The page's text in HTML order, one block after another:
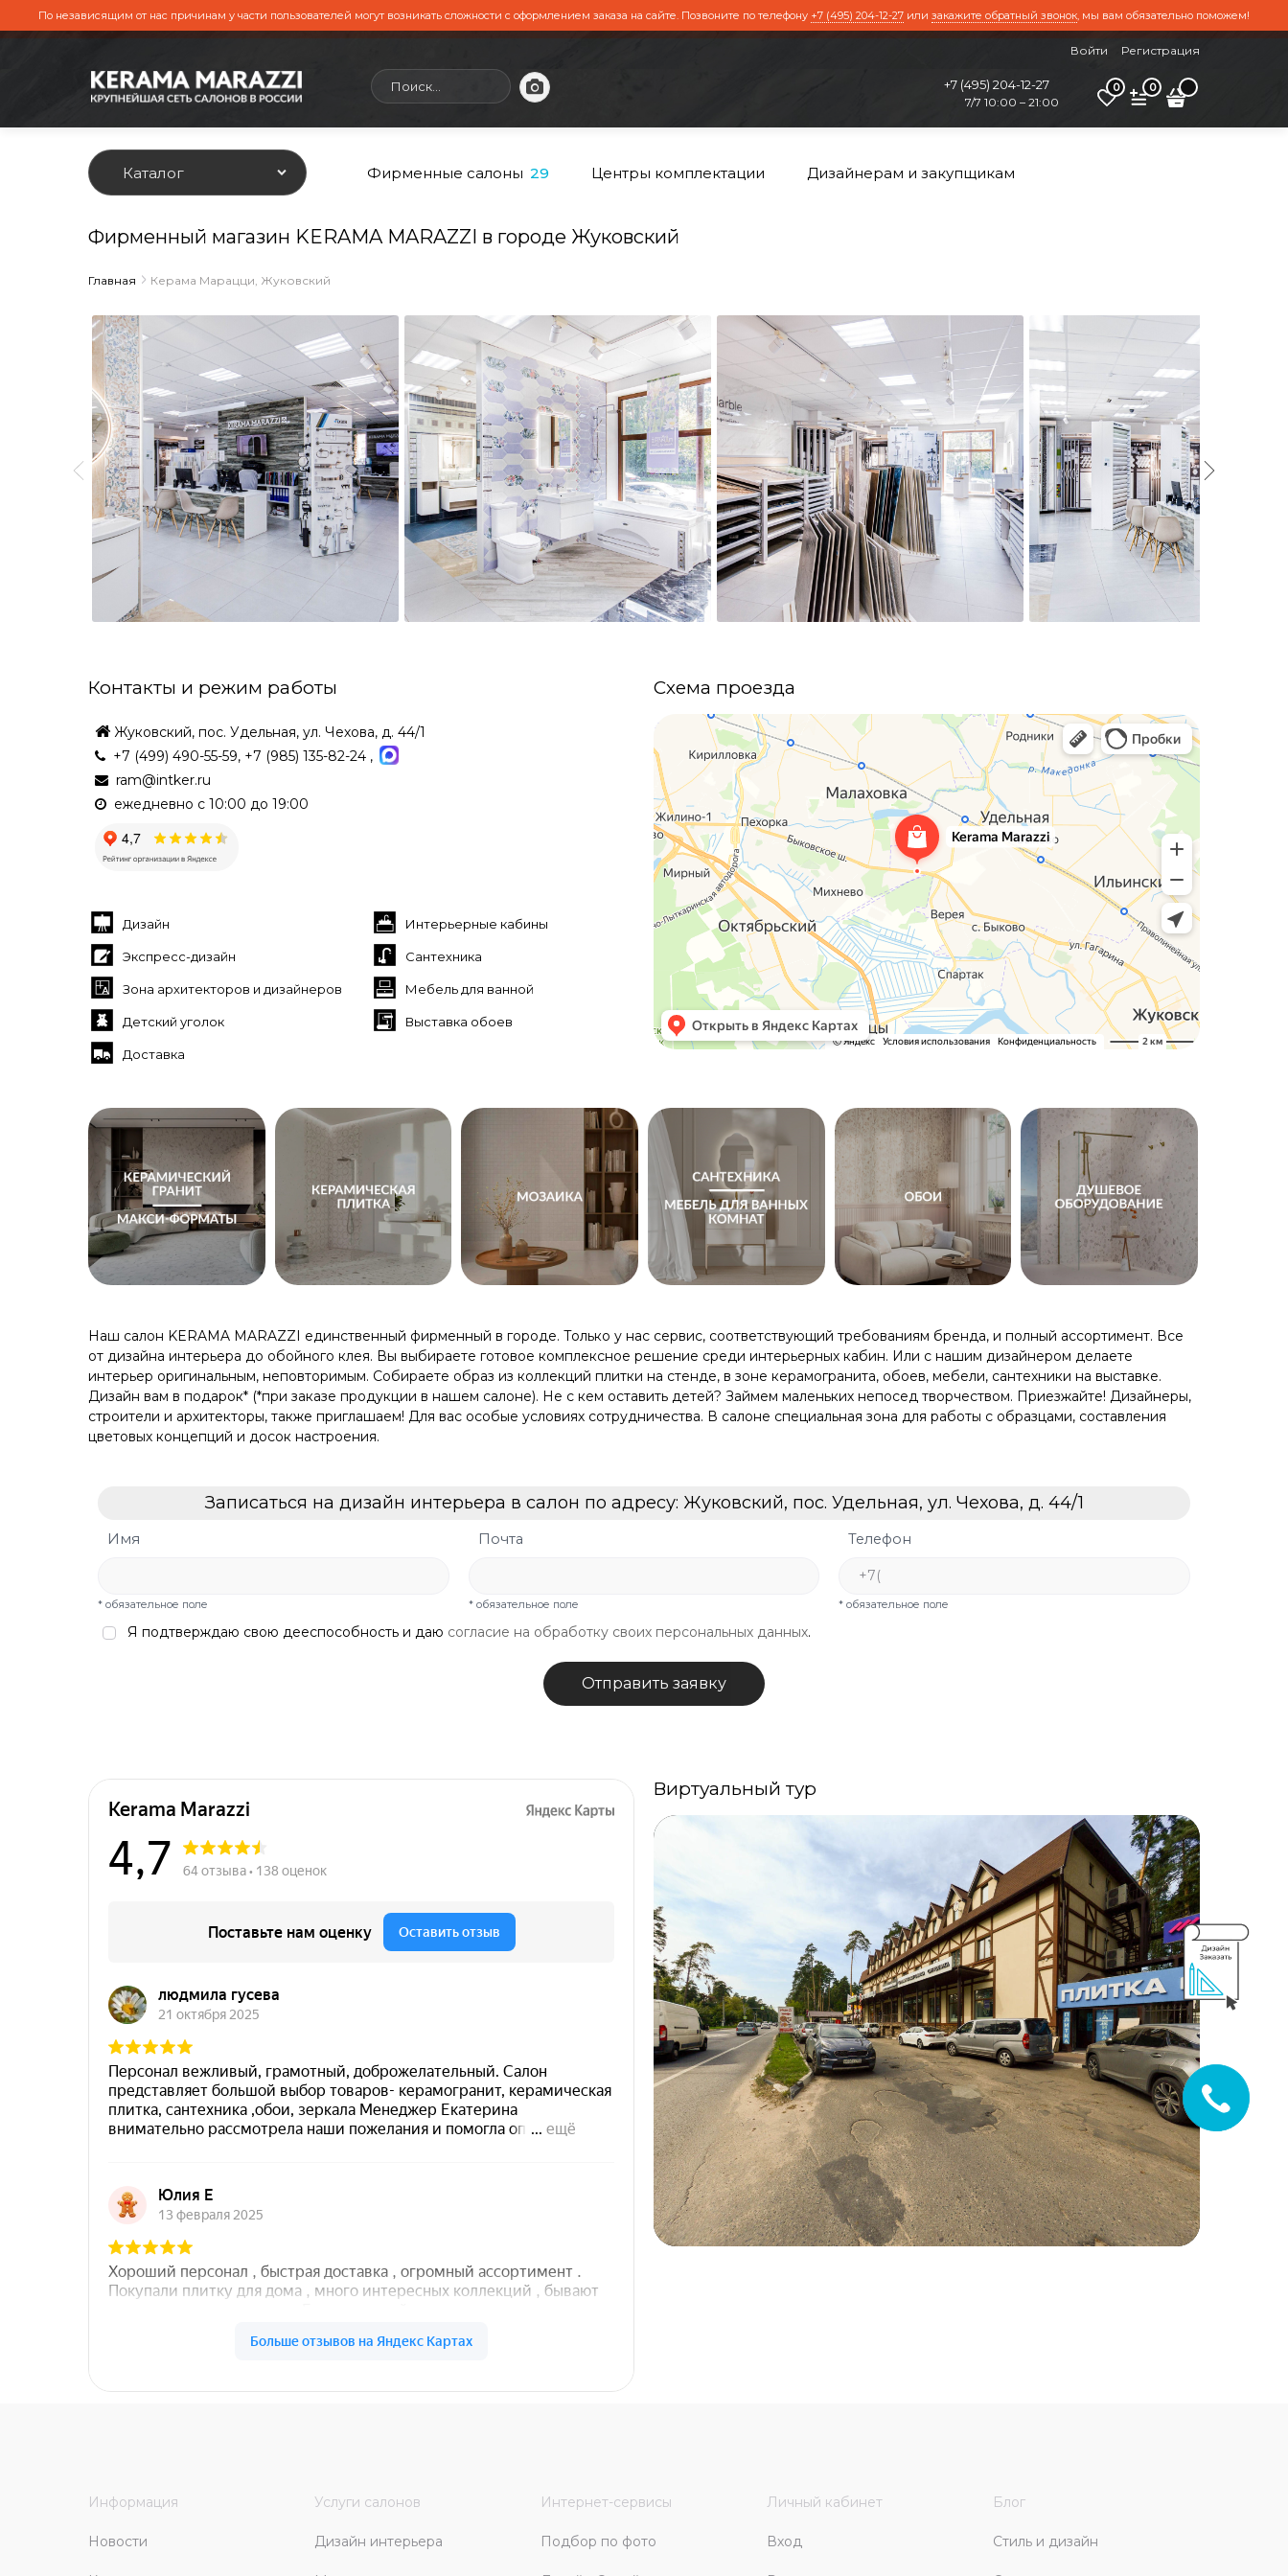
По независящим от нас причинам у части пользователей могут возникать сложности с оформлением заказа на сайте. Позвоните по телефону +7 (495) 204-12-27 или закажите обратный звонок, мы вам обязательно поможем!
Войти Регистрация
+7 (495) 204-12-27
7/7 10:00 – 21:00
0 0
Каталог Фирменные салоны 29 Центры комплектации Дизайнерам и закупщикам
Фирменный магазин KERAMA MARAZZI в городе Жуковский
Главная Керама Марацци, Жуковский
Контакты и режим работы
Жуковский, пос. Удельная, ул. Чехова, д. 44/1
+7 (499) 490-55-59, +7 (985) 135-82-24 ,
ram@intker.ru
ежедневно с 10:00 до 19:00
Дизайн
Экспресс-дизайн
Зона архитекторов и дизайнеров
Детский уголок
Доставка
Интерьерные кабины
Сантехника
Мебель для ванной
Выставка обоев
Схема проезда
Наш салон KERAMA MARAZZI единственный фирменный в городе. Только у нас сервис, соответствующий требованиям бренда, и полный ассортимент. Все
от дизайна интерьера до обойного клея. Вы выбираете готовое комплексное решение среди интерьерных кабин. Или с нашим дизайнером делаете
интерьер оригинальным, неповторимым. Собираете образ из коллекций плитки на стенде, в зоне керамогранита, обоев, мебели, сантехники на выставке.
Дизайн вам в подарок* (*при заказе продукции в нашем салоне). Не с кем оставить детей? Займем маленьких непосед творчеством. Приезжайте! Дизайнеры,
строители и архитекторы, также приглашаем! Для вас особые условиях сотрудничества. В салоне специальная зона для работы с образцами, составления
цветовых концепций и досок настроения.
Записаться на дизайн интерьера в салон по адресу: Жуковский, пос. Удельная, ул. Чехова, д. 44/1
Имя
* обязательное поле
Почта
* обязательное поле
Телефон
* обязательное поле
Я подтверждаю свою дееспособность и даю согласие на обработку своих персональных данных.
Отправить заявку
Виртуальный тур
Информация
Новости
Услуги салонов
Дизайн интерьера
Интернет-сервисы
Подбор по фото
Личный кабинет
Вход
Блог
Стиль и дизайн